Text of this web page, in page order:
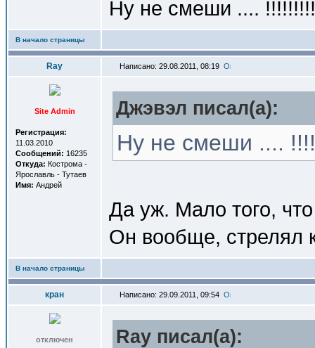
Ну не смеши ....
В начало страницы
Ray Написано: 29.08.2011, 08:19
Site Admin
Регистрация:
11.03.2010
Сообщений: 16235
Откуда: Кострома -
Ярославль - Тутаев
Имя: Андрей
Джэвэл писал(a):
Ну не смеши ....
Да уж. Мало того,
Он вообще, стрелял
В начало страницы
кран Написано: 29.09.2011, 09:54
отключен Ray писал(a):